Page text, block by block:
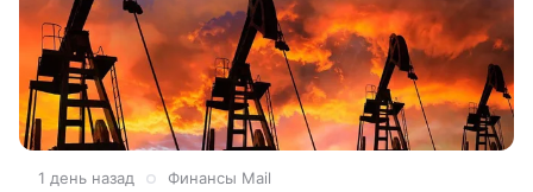
1 день назад Финансы Mail